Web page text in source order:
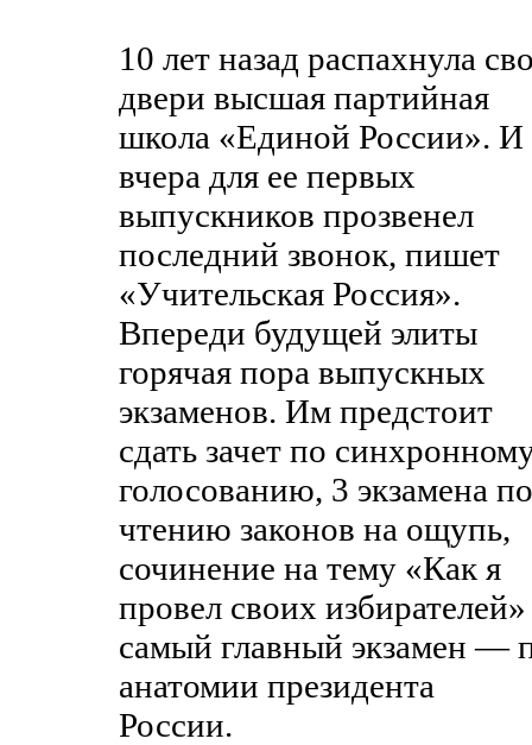
10 лет назад распахнула
двери высшая партийная
школа «Единой России». И
вчера для ее первых
выпускников прозвенел
последний звонок, пишет
«Учительская Россия».
Впереди будущей элиты
горячая пора выпускных
экзаменов. Им предстоит
сдать зачет по
голосованию, 3 экзамена по
чтению законов на ощупь,
сочинение на тему «Как я
провел своих
самый главный экзамен —
анатомии президента
России.